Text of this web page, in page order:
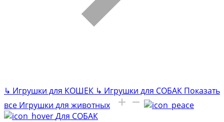
↳ Игрушки для КОШЕК ↳ Игрушки для СОБАК Показать
все Игрушки для животных
Для СОБАК